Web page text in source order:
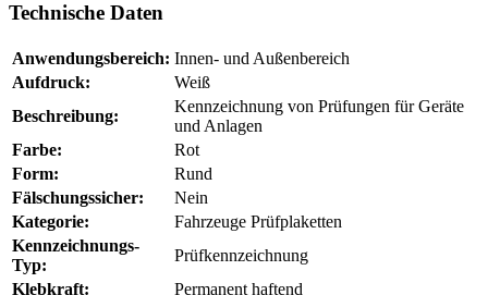
Technische Daten
Anwendungsbereich: Innen- und Außenbereich
Aufdruck:
Weiß
Beschreibung:
Kennzeichnung von Prüfungen für Geräte
und Anlagen
Farbe:
Rot
Form:
Rund
Fälschungssicher:
Nein
Kategorie:
Fahrzeuge Prüfplaketten
Kennzeichnungs-
Typ:
Prüfkennzeichnung
Klebkraft:
Permanent haftend